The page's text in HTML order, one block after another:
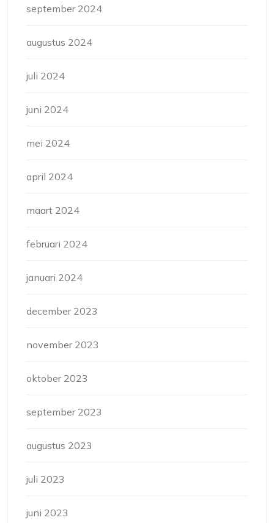
september 2024
augustus 2024
juli 2024
juni 2024
mei 2024
april 2024
maart 2024
februari 2024
januari 2024
december 2023
november 2023
oktober 2023
september 2023
augustus 2023
juli 2023
juni 2023